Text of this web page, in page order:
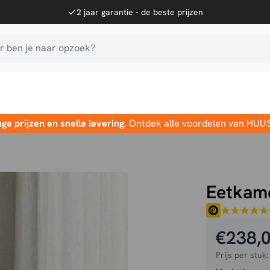
2 jaar garantie - de beste prijzen
ben je naar opzoek?
prijzen en snelle levering. Ontdek alle voordelen van
€
Prijs per stuk: